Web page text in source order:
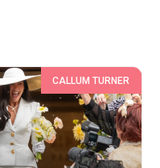
CALLUM TURNER